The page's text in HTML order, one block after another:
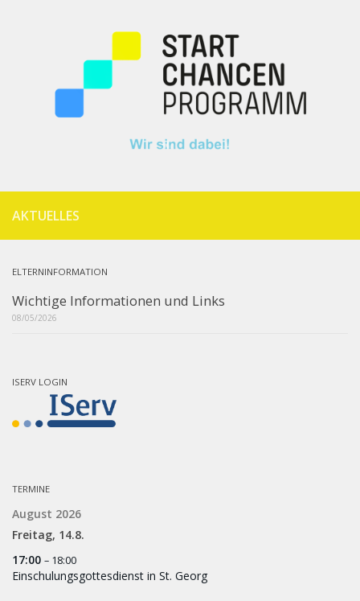
AKTUELLES
ELTERNINFORMATION
Wichtige Informationen und Links
08/05/2026
ISERV LOGIN
TERMINE
August 2026
Freitag, 14.8.
17:00 – 18:00
Einschulungsgottesdienst in St. Georg